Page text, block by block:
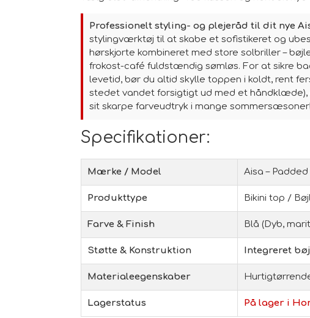
Professionelt styling- og plejeråd til dit nye
stylingværktøj til at skabe et sofistikeret og
hørskjorte kombineret med store solbriller –
frokost-café fuldstændig sømløs. For at sikre
levetid, bør du altid skylle toppen i koldt, rent
stedet vandet forsigtigt ud med et
sit skarpe farveudtryk i mange sommersæsoner!
Specifikationer:
Mærke / Model Aisa – Padded
Produkttype Bikini top /
Farve & Finish Blå (Dyb,
Støtte & Konstruktion Integreret
Materialeegenskaber
Lagerstatus På lager i